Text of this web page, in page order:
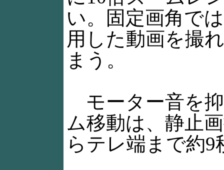
い。固定画角で
用した動画を撮
まう。
モーター音を
ム移動は、静止
らテレ端まで約9